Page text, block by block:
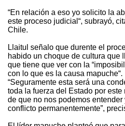
“En relación a eso yo solicito la
este proceso judicial“, subrayó,
Chile.
Llaitul señalo que durente el
habido un choque de cultura que
que tiene que ver con la
con lo que es la causa mapuche“.
“Seguramente esta será una
toda la fuerza del Estado por
de que no nos podemos entender
conflicto permanentemente”,